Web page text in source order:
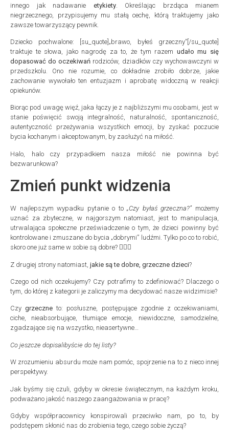
innego jak nadawanie etykiety. Określając brzdąca mianem
niegrzecznego, przypisujemy mu stałą cechę, którą traktujemy jako
zawsze towarzyszący pewnik.
Dziecko pochwalone: [su_quote]„brawo, byłeś grzeczny”[/su_quote]
traktuje te słowa, jako nagrodę za to, że tym razem udało mu się
dopasować do oczekiwań rodziców, dziadków czy wychowawczyni w
przedszkolu. Ono nie rozumie, co dokładnie zrobiło dobrze, jakie
zachowanie wywołało ten entuzjazm i aprobatę widoczną w reakcji
opiekunów.
Biorąc pod uwagę więź, jaka łączy je z najbliższymi mu osobami, jest w
stanie poświęcić swoją integralność, naturalność, spontaniczność,
autentyczność przeżywania wszystkich emocji, by zyskać poczucie
bycia kochanym i akceptowanym, by zasłużyć na miłość.
Halo, halo czy przypadkiem nasza miłość nie powinna być
bezwarunkowa?
Zmień punkt widzenia
W najlepszym wypadku pytanie o to„Czy byłaś grzeczna?”możemy
uznać za zbyteczne, w najgorszym natomiast, jest to manipulacja,
utrwalająca społeczne przeświadczenie o tym, że ​​dzieci powinny być
kontrolowane i zmuszane do bycia „dobrymi” ludźmi. Tylko po co to robić,
skoro one już same w sobie są dobre? 🤷🏻‍♀️
Z drugiej strony natomiast, jakie są te dobre, grzeczne dzieci?
Czego od nich oczekujemy? Czy potrafimy to zdefiniować? Dlaczego o
tym, do której z kategorii je zaliczymy ma decydować nasze widzimisie?
Czygrzeczne to: posłuszne, postępujące zgodnie z oczekiwaniami,
ciche, nieabsorbujące, tłumiące emocje, niewidoczne, samodzielne,
zgadzające się na wszystko, nieasertywne…
Co jeszcze dopisalibyście do tej listy?
W zrozumieniu absurdu może nam pomóc, spojrzenie na to z nieco innej
perspektywy.
Jak byśmy się czuli, gdyby w okresie świątecznym, na każdym kroku,
podważano jakość naszego zaangażowania w pracę?
Gdyby współpracownicy konspirowali przeciwko nam, po to, by
podstępem skłonić nas do zrobienia tego, czego sobie życzą?